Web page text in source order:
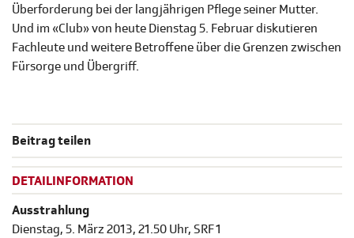
Überforderung bei der langjährigen Pflege seiner Mutter.
Und im «Club» von heute Dienstag 5. Februar diskutieren
Fachleute und weitere Betroffene über die Grenzen zwischen
Fürsorge und Übergriff.
Beitrag teilen
DETAILINFORMATION
Ausstrahlung
Dienstag, 5. März 2013, 21.50 Uhr, SRF 1